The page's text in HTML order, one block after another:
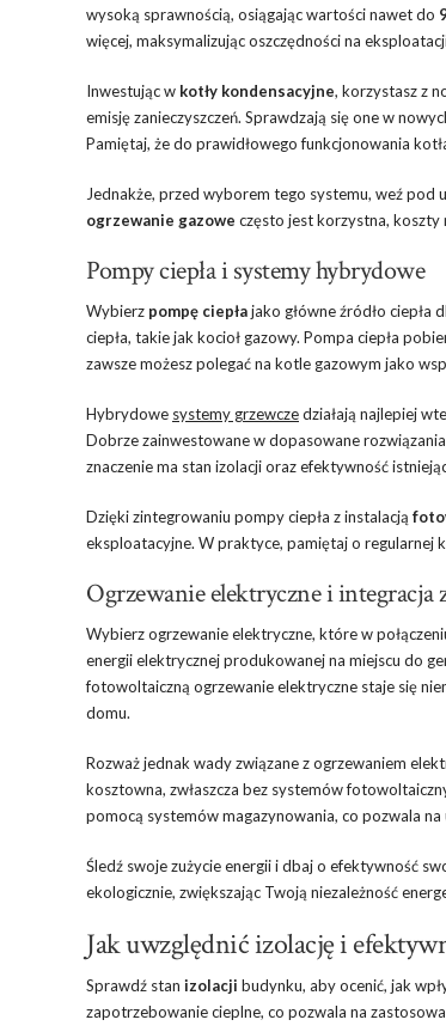
wysoką sprawnością, osiągając wartości nawet do
więcej, maksymalizując oszczędności na
Inwestując w kotły kondensacyjne, korzystasz z
emisję zanieczyszczeń. Sprawdzają się one w
Pamiętaj, że do prawidłowego funkcjonowania
Jednakże, przed wyborem tego systemu, weź
ogrzewanie gazowe często jest korzystna,
Pompy ciepła i systemy hybrydowe
Wybierz pompę ciepłajako główne źródło ciepła
ciepła, takie jak kocioł gazowy. Pompa ciepła
zawsze możesz polegać na kotle gazowym jako
Hybrydowe systemy grzewczedziałają najlepiej
Dobrze zainwestowane w dopasowane
znaczenie ma stan izolacji oraz efektywność
Dzięki zintegrowaniu pompy ciepła z instalacją
eksploatacyjne. W praktyce, pamiętaj o regularnej
Ogrzewanie elektryczne i
Wybierz ogrzewanie elektryczne, które w
energii elektrycznej produkowanej na miejscu do
fotowoltaiczną ogrzewanie elektryczne staje się
domu.
Rozważ jednak wady związane z ogrzewaniem
kosztowna, zwłaszcza bez systemów
pomocą systemów magazynowania, co pozwala
Śledź swoje zużycie energii i dbaj o efektywność
ekologicznie, zwiększając Twoją niezależność
Jak uwzględnić izolację i
Sprawdź stan izolacji budynku, aby ocenić, jak
zapotrzebowanie cieplne, co pozwala na